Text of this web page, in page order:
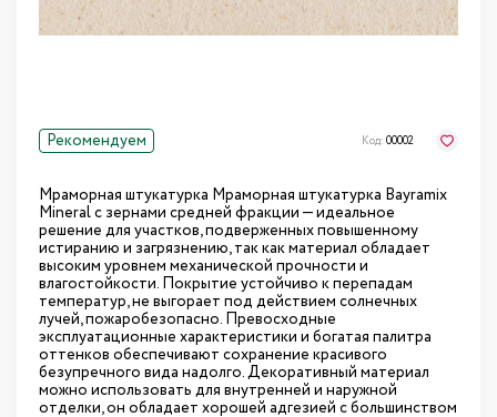
Рекомендуем Код: 00002
Мраморная штукатурка Мраморная штукатурка Bayramix
Mineral с зернами средней фракции — идеальное
решение для участков, подверженных повышенному
истиранию и загрязнению, так как материал обладает
высоким уровнем механической прочности и
влагостойкости. Покрытие устойчиво к перепадам
температур, не выгорает под действием солнечных
лучей, пожаробезопасно. Превосходные
эксплуатационные характеристики и богатая палитра
оттенков обеспечивают сохранение красивого
безупречного вида надолго. Декоративный материал
можно использовать для внутренней и наружной
отделки, он обладает хорошей адгезией с большинством